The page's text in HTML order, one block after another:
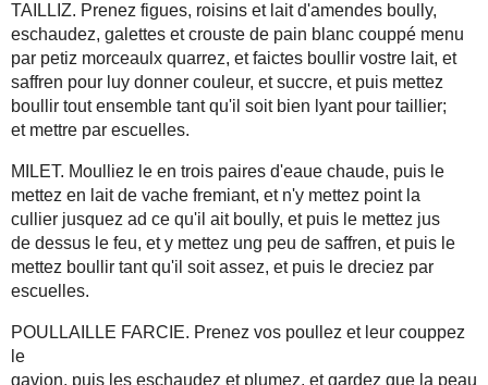
TAILLIZ. Prenez figues, roisins et lait d'amendes boully,
eschaudez, galettes et crouste de pain blanc couppé menu
par petiz morceaulx quarrez, et faictes boullir vostre lait, et
saffren pour luy donner couleur, et succre, et puis mettez
boullir tout ensemble tant qu'il soit bien lyant pour taillier;
et mettre par escuelles.
MILET. Moulliez le en trois paires d'eaue chaude, puis le
mettez en lait de vache fremiant, et n'y mettez point la
cullier jusquez ad ce qu'il ait boully, et puis le mettez jus
de dessus le feu, et y mettez ung peu de saffren, et puis le
mettez boullir tant qu'il soit assez, et puis le dreciez par
escuelles.
POULLAILLE FARCIE. Prenez vos poullez et leur couppez
le
gavion, puis les eschaudez et plumez, et gardez que la peau